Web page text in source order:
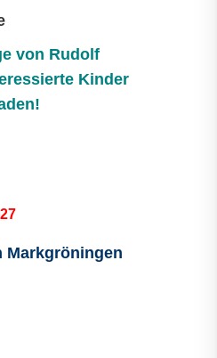
von Rudolf
Kinder
Markgröningen